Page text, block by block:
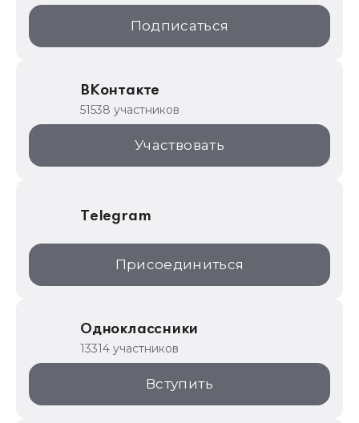
1С:Образование
ИТС.1C.ru
1С:Торговая площадка
Подписаться
ВКонтакте
51538 участников
Участвовать
Telegram
Присоединиться
Одноклассники
13314 участников
Вступить